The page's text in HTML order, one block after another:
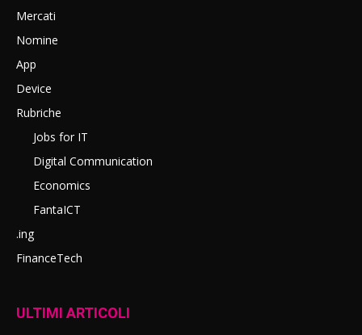
Mercati
Nomine
App
Device
Rubriche
Jobs for IT
Digital Communication
Economics
FantaICT
.ing
FinanceTech
ULTIMI ARTICOLI